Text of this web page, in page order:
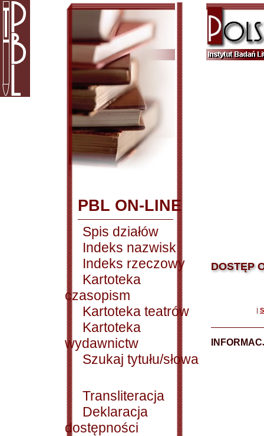
PBL ON-LINE
Spis działów
Indeks nazwisk
Indeks rzeczowy
Kartoteka
czasopism
Kartoteka teatrów
Kartoteka
wydawnictw
Szukaj tytułu/słowa
Transliteracja
Deklaracja
dostępności
DOSTĘP
|